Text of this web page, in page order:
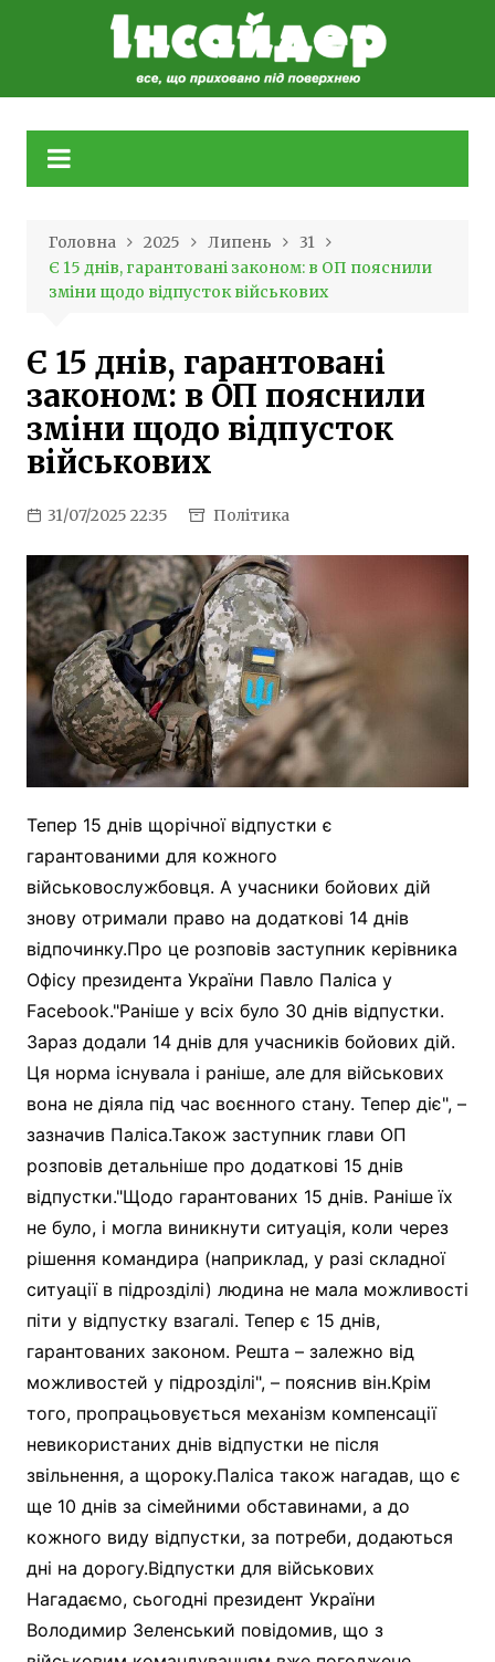
Головна 2025 Липень
31
Є 15 днів, гарантовані законом: в ОП пояснили
зміни щодо відпусток військових
Є 15 днів, гарантовані
законом: в ОП пояснили
зміни щодо відпусток
військових
31/07/2025 22:35 Політика
Тепер 15 днів щорічної відпустки є
гарантованими для кожного
військовослужбовця. А учасники бойових дій
знову отримали право на додаткові 14 днів
відпочинку.Про це розповів заступник керівника
Офісу президента України Павло Паліса у
Facebook."Раніше у всіх було 30 днів відпустки.
Зараз додали 14 днів для учасників бойових дій.
Ця норма існувала і раніше, але для військових
вона не діяла під час воєнного стану. Тепер діє", –
зазначив Паліса.Також заступник глави ОП
розповів детальніше про додаткові 15 днів
відпустки."Щодо гарантованих 15 днів. Раніше їх
не було, і могла виникнути ситуація, коли через
рішення командира (наприклад, у разі складної
ситуації в підрозділі) людина не мала можливості
піти у відпустку взагалі. Тепер є 15 днів,
гарантованих законом. Решта – залежно від
можливостей у підрозділі", – пояснив він.Крім
того, пропрацьовується механізм компенсації
невикористаних днів відпустки не після
звільнення, а щороку.Паліса також нагадав, що є
ще 10 днів за сімейними обставинами, а до
кожного виду відпустки, за потреби, додаються
дні на дорогу.Відпустки для військових
Нагадаємо, сьогодні президент України
Володимир Зеленський повідомив, що з